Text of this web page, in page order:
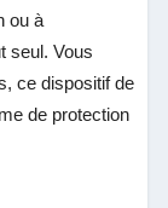
ou à
seul. Vous
ce dispositif de
de protection